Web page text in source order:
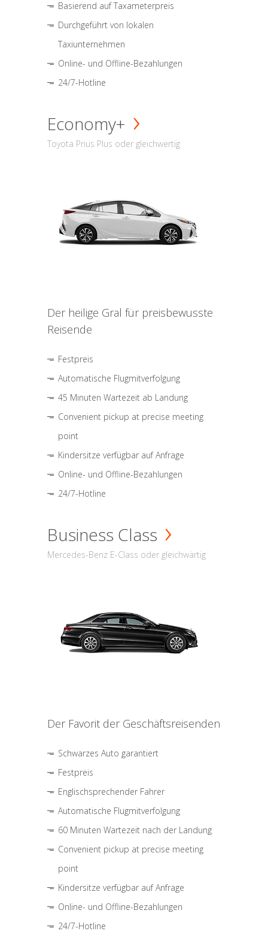
Basierend auf Taxameterpreis
Durchgeführt von lokalen
Taxiunternehmen
Online- und Offline-Bezahlungen
24/7-Hotline
Economy+
Toyota Prius Plus oder gleichwertig
Der heilige Gral für preisbewusste
Reisende
Festpreis
Automatische Flugmitverfolgung
45 Minuten Wartezeit ab Landung
Convenient pickup at precise meeting
point
Kindersitze verfügbar auf Anfrage
Online- und Offline-Bezahlungen
24/7-Hotline
Business Class
Mercedes-Benz E-Class oder gleichwärtig
Der Favorit der Geschäftsreisenden
Schwarzes Auto garantiert
Festpreis
Englischsprechender Fahrer
Automatische Flugmitverfolgung
60 Minuten Wartezeit nach der Landung
Convenient pickup at precise meeting
point
Kindersitze verfügbar auf Anfrage
Online- und Offline-Bezahlungen
24/7-Hotline